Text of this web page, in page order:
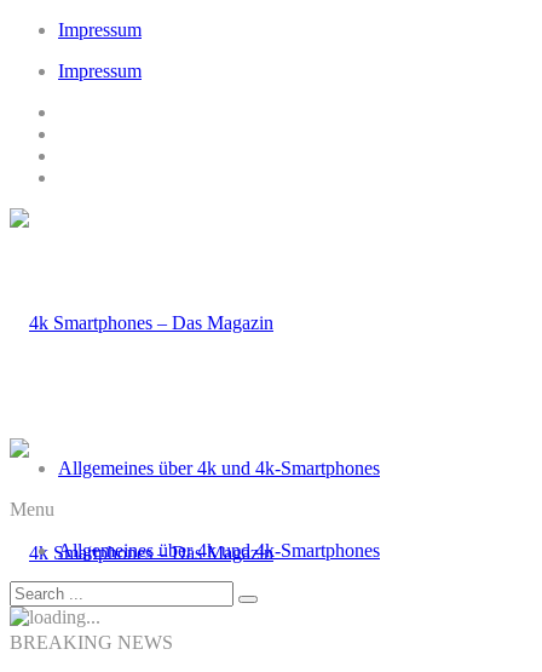
Impressum
Impressum
Allgemeines über 4k und 4k-Smartphones
Menu
Allgemeines über 4k und 4k-Smartphones
BREAKING NEWS